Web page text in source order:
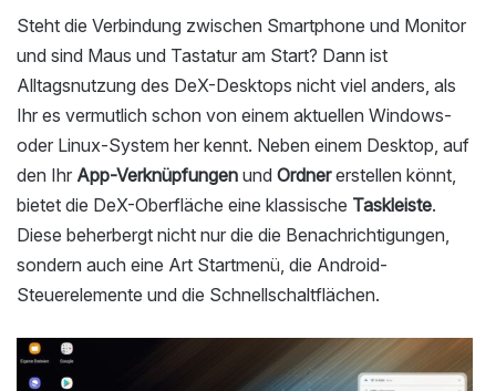
Steht die Verbindung zwischen Smartphone und Monitor
und sind Maus und Tastatur am Start? Dann ist
Alltagsnutzung des DeX-Desktops nicht viel anders, als
Ihr es vermutlich schon von einem aktuellen Windows-
oder Linux-System her kennt. Neben einem Desktop, auf
den Ihr App-Verknüpfungen und Ordnererstellen könnt,
bietet die DeX-Oberfläche eine klassische Taskleiste.
Diese beherbergt nicht nur die die Benachrichtigungen,
sondern auch eine Art Startmenü, die Android-
Steuerelemente und die Schnellschaltflächen.